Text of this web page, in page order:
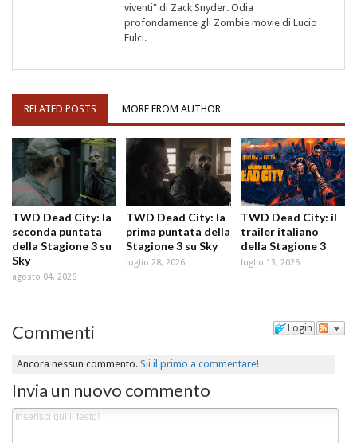
viventi" di Zack Snyder. Odia
profondamente gli Zombie movie di Lucio
Fulci.
RELATED POSTS MORE FROM AUTHOR
TWD Dead City: la
seconda puntata
della Stagione 3 su
Sky
agosto 04, 2026
TWD Dead City: la
prima puntata della
Stagione 3 su Sky
luglio 28, 2026
TWD Dead City: il
trailer italiano
della Stagione 3
luglio 13, 2026
Login
Commenti
Ancora nessun commento.Sii il primo a commentare!
Invia un nuovo commento